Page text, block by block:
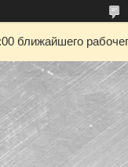
ближайшего